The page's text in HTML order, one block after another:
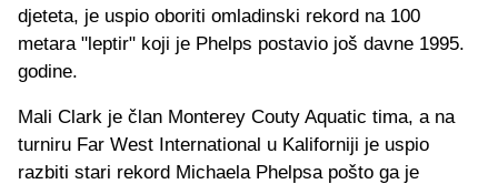
djeteta, je uspio oboriti omladinski rekord na 100
metara "leptir" koji je Phelps postavio još davne 1995.
godine.
Mali Clark je član Monterey Couty Aquatic tima, a na
turniru Far West International u Kaliforniji je uspio
razbiti stari rekord Michaela Phelpsa pošto ga je